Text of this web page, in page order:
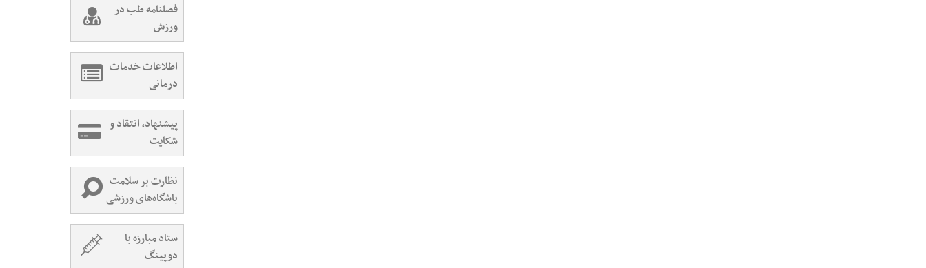
فصلنامه طب در
ورزش
اطلاعات خدمات
درمانی
پیشنهاد، انتقاد و
شکایت
نظارت بر سلامت
باشگاه‌های ورزشی
ستاد مبارزه با
دوپینگ